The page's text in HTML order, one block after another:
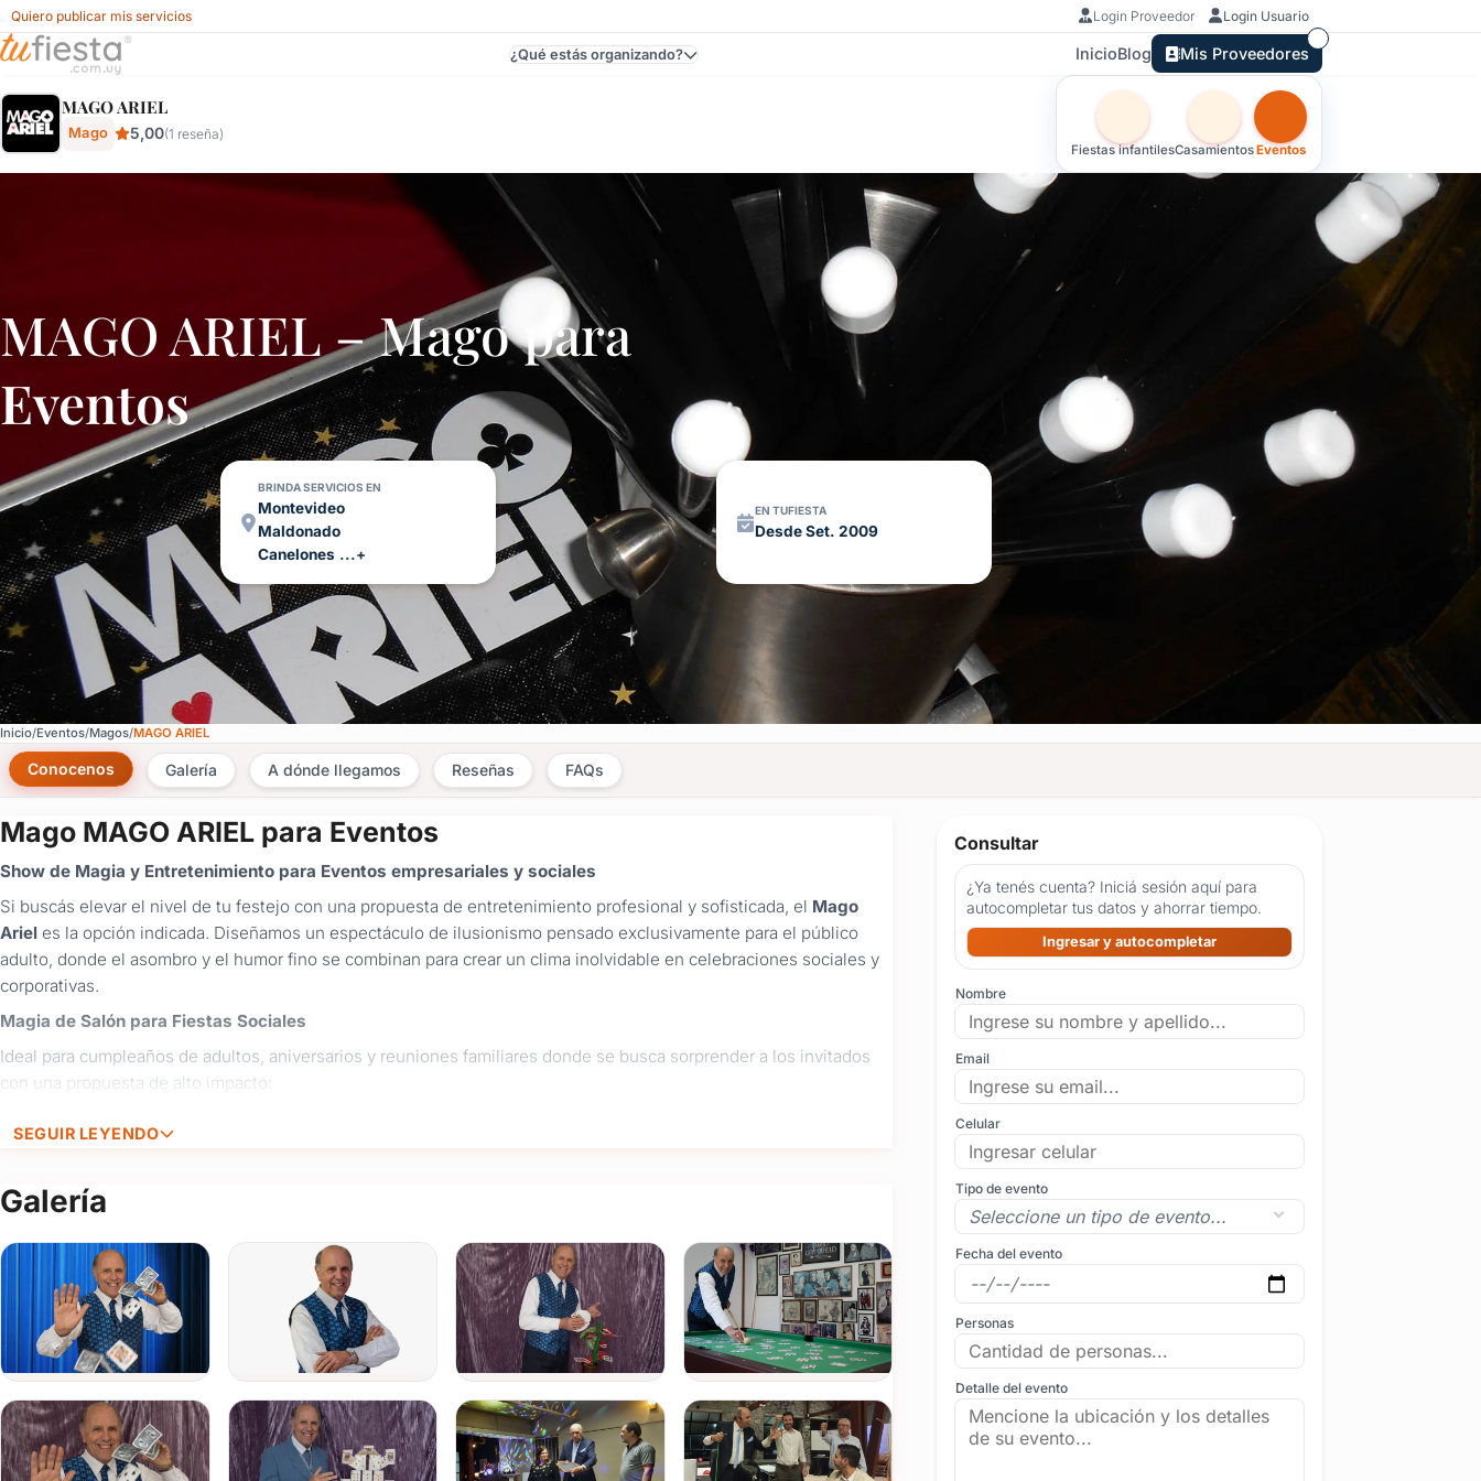
Quiero publicar mis servicios Login Proveedor Login Usuario
¿Qué estás organizando? InicioBlog Mis Proveedores
MAGO ARIEL
Mago 5,00(1 reseña)
Otras versiones de esta ficha por tipo de festejo
Fiestas infantilesCasamientosEventos
MAGO ARIEL – Mago para
Eventos
BRINDA SERVICIOS EN
Montevideo
Maldonado
Canelones ...+
EN TUFIESTA
Desde Set. 2009
Inicio Eventos Magos MAGO ARIEL
Conocenos Galería A dónde llegamos Reseñas FAQs
Mago MAGO ARIEL para Eventos
Show de Magia y Entretenimiento para Eventos empresariales y sociales
Si buscás elevar el nivel de tu festejo con una propuesta de entretenimiento profesional y sofisticada, el Mago
Ariel es la opción indicada. Diseñamos un espectáculo de ilusionismo pensado exclusivamente para el público
adulto, donde el asombro y el humor fino se combinan para crear un clima inolvidable en celebraciones sociales y
corporativas.
Magia de Salón para Fiestas Sociales
Ideal para cumpleaños de adultos, aniversarios y reuniones familiares donde se busca sorprender a los invitados
con una propuesta de alto impacto:
pocos metros de los invitados.
magia en un ambiente de respeto y diversión garantizada.
Adaptabilidad:Nos adaptamos a livings de casas, barbacoas o grandes salones de fiestas, llevando
nuestra propia amplificación y música para que no tengas que preocuparte por la técnica.
Propuestas para Empresas y Lanzamientos
Entendemos la importancia de la imagen institucional, por eso ofrecemos un servicio serio, puntual y de alta
calidad para el sector empresarial:
Despedidas de Fin de Año y Congresos:Shows diseñados para distender el ambiente, fomentar la
integración de los equipos y generar un recuerdo positivo del evento.
Promoción de Productos:
Adaptamos la magia para resaltar las características de un producto o
SEGUIR LEYENDO
Galería
Consultar
¿Ya tenés cuenta? Iniciá sesión aquí para
autocompletar tus datos y ahorrar tiempo.
Ingresar y autocompletar
Nombre
Email
Celular
Tipo de evento
Fecha del evento
Personas
Detalle del evento